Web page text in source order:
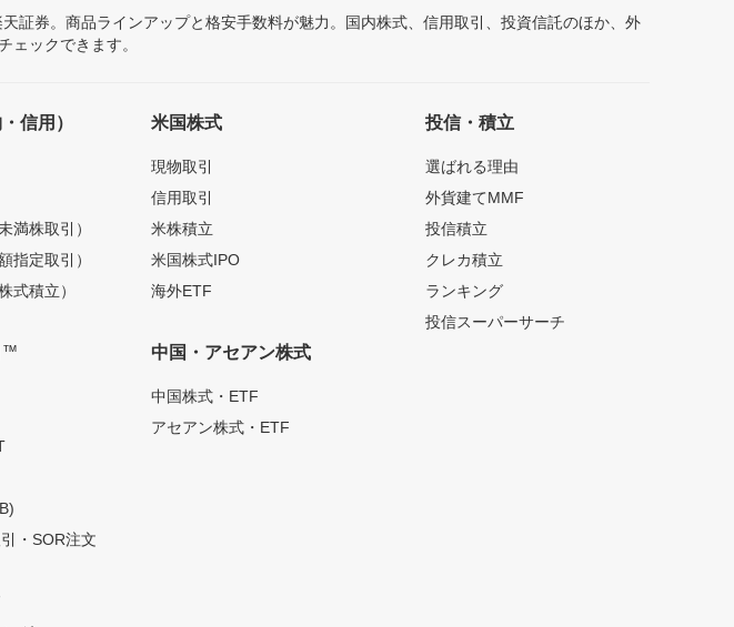
証券。商品ラインアップと格安手数料が魅力。国内株式、信用取引、投資信託のほか、外
ェックできます。
信用）
満株取引）
指定取引）
式積立）
™
・SOR注文
米国株式
現物取引
信用取引
米株積立
米国株式IPO
海外ETF
中国・アセアン株式
中国株式・ETF
アセアン株式・ETF
投信・積立
選ばれる理由
外貨建てMMF
投信積立
クレカ積立
ランキング
投信スーパーサーチ